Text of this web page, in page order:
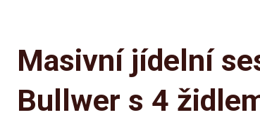
Masivní jídelní
Bullwer s 4